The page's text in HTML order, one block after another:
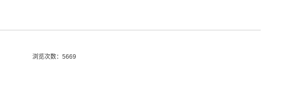
浏览次数：5669